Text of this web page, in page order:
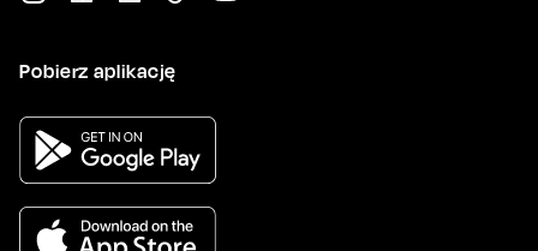
Pobierz aplikację